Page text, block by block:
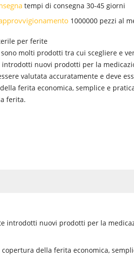
tempi di consegna 30-45 giorni
1000000 pezzi al
per ferite
molti prodotti tra cui scegliere e
introdotti nuovi prodotti per la
valutata accuratamente e deve
ferita economica, semplice e
ferita.
introdotti nuovi prodotti per la
della ferita economica,